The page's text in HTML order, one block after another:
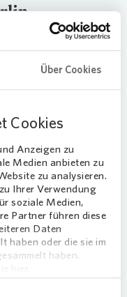
Über Cookies
Cookies
Anzeigen zu
Medien anbieten zu
zu analysieren.
Ihrer Verwendung
soziale Medien,
Partner führen diese
Daten
haben oder die sie im
haben.